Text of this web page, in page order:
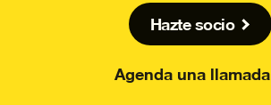
Hazte socio
Agenda una llamada